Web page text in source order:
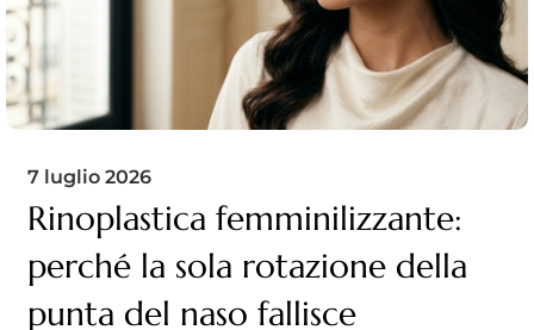
7 luglio 2026
Rinoplastica femminilizzante:
perché la sola rotazione della
punta del naso fallisce